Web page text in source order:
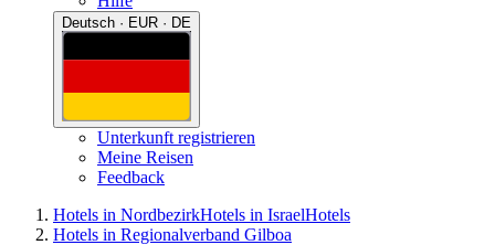
Deutsch · EUR · DE
Unterkunft registrieren
Meine Reisen
Feedback
Hotels in NordbezirkHotels in IsraelHotels
Hotels in Regionalverband Gilboa